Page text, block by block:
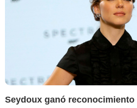
Seydoux ganó